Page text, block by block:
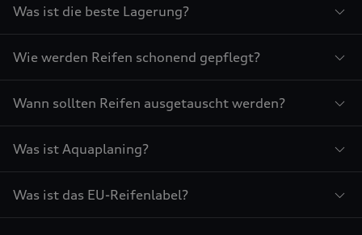
Was ist die beste Lagerung?
Wie werden Reifen schonend gepflegt?
Wann sollten Reifen ausgetauscht werden?
Was ist Aquaplaning?
Was ist das EU-Reifenlabel?